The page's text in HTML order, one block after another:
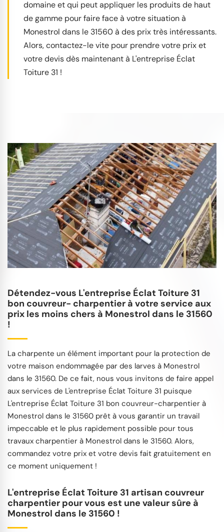
domaine et qui peut appliquer les produits de haut
de gamme pour faire face à votre situation à
Monestrol dans le 31560 à des prix très intéressants.
Alors, contactez-le vite pour prendre votre prix et
votre devis dès maintenant à L'entreprise Éclat
Toiture 31 !
Détendez-vous L'entreprise Éclat Toiture 31
bon couvreur- charpentier à votre service aux
prix les moins chers à Monestrol dans le 31560
!
La charpente un élément important pour la protection de
votre maison endommagée par des larves à Monestrol
dans le 31560. De ce fait, nous vous invitons de faire appel
aux services de L'entreprise Éclat Toiture 31 puisque
L'entreprise Éclat Toiture 31 bon couvreur-charpentier à
Monestrol dans le 31560 prêt à vous garantir un travail
impeccable et le plus rapidement possible pour tous
travaux charpentier à Monestrol dans le 31560. Alors,
commandez votre prix et votre devis fait gratuitement en
ce moment uniquement !
L'entreprise Éclat Toiture 31 artisan couvreur
charpentier pour vous est une valeur sûre à
Monestrol dans le 31560 !